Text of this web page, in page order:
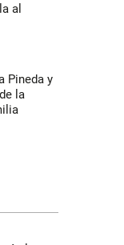
al
Pineda y
la